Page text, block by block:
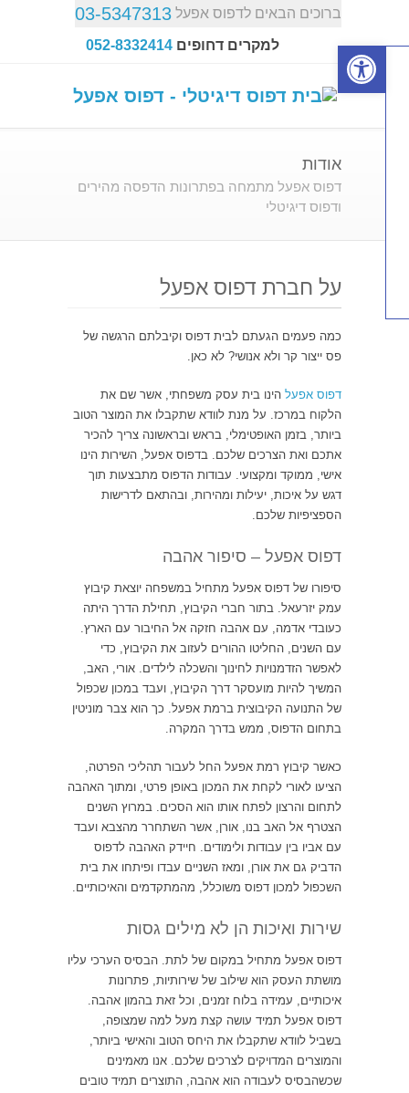
ברוכים הבאים לדפוס אפעל03-5347313
למקרים דחופים052-8332414
אודות
דפוס אפעל מתמחה בפתרונות הדפסה מהירים
ודפוס דיגיטלי
על חברת דפוס אפעל
כמה פעמים הגעתם לבית דפוס וקיבלתם הרגשה של
פס ייצור קר ולא אנושי? לא כאן.
דפוס אפעלהינו בית עסק משפחתי, אשר שם את
הלקוח במרכז. על מנת לוודא שתקבלו את המוצר הטוב
ביותר, בזמן האופטימלי, בראש ובראשונה צריך להכיר
אתכם ואת הצרכים שלכם. בדפוס אפעל, השירות הינו
אישי, ממוקד ומקצועי. עבודות הדפוס מתבצעות תוך
דגש על איכות, יעילות ומהירות, ובהתאם לדרישות
הספציפיות שלכם.
דפוס אפעל – סיפור אהבה
סיפורו של דפוס אפעל מתחיל במשפחה יוצאת קיבוץ
עמק יזרעאל. בתור חברי הקיבוץ, תחילת הדרך היתה
כעובדי אדמה, עם אהבה חזקה אל החיבור עם הארץ.
עם השנים, החליטו ההורים לעזוב את הקיבוץ, כדי
לאפשר הזדמנויות לחינוך והשכלה לילדים. אורי, האב,
המשיך להיות מועסקר דרך הקיבוץ, ועבד במכון שכפול
של התנועה הקיבוצית ברמת אפעל. כך הוא צבר מוניטין
בתחום הדפוס, ממש בדרך המקרה.
כאשר קיבוץ רמת אפעל החל לעבור תהליכי הפרטה,
הציעו לאורי לקחת את המכון באופן פרטי, ומתוך האהבה
לתחום והרצון לפתח אותו הוא הסכים. במרוץ השנים
הצטרף אל האב בנו, אורן, אשר השתחרר מהצבא ועבד
עם אביו בין עבודות ולימודים. חיידק האהבה לדפוס
הדביק גם את אורן, ומאז השניים עבדו ופיתחו את בית
השכפול למכון דפוס משוכלל, מהמתקדמים והאיכותיים.
שירות ואיכות הן לא מילים גסות
דפוס אפעל מתחיל במקום של לתת. הבסיס הערכי עליו
מושתת העסק הוא שילוב של שירותיות, פתרונות
איכותיים, עמידה בלוח זמנים, וכל זאת בהמון אהבה.
דפוס אפעל תמיד עושה קצת מעל למה שמצופה,
בשביל לוודא שתקבלו את היחס הטוב והאישי ביותר,
והמוצרים המדויקים לצרכים שלכם. אנו מאמינים
שכשהבסיס לעבודה הוא אהבה, התוצרים תמיד טובים
פתח סרגל נגישות